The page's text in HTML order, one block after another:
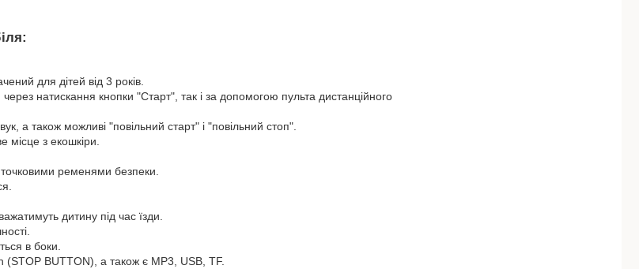
:
для дітей від 3 років.
натискання кнопки "Старт", так і за допомогою пульта дистанційного
а також можливі "повільний старт" і "повільний стоп".
місце з екошкіри.
ременями безпеки.
дитину під час їзди.
в боки.
BUTTON), а також є MP3, USB, TF.